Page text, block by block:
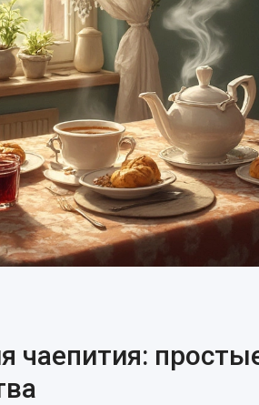
чаепития: